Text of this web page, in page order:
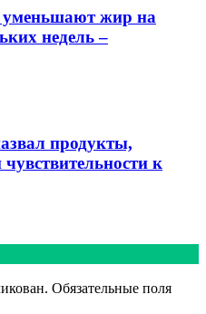
уменьшают жир на
недель –
продукты,
к
Обязательные поля